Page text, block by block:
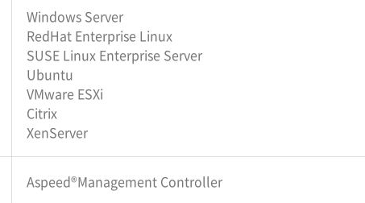
Windows Server
RedHat Enterprise Linux
SUSE Linux Enterprise Server
Ubuntu
VMware ESXi
Citrix
XenServer
Aspeed®Management Controller